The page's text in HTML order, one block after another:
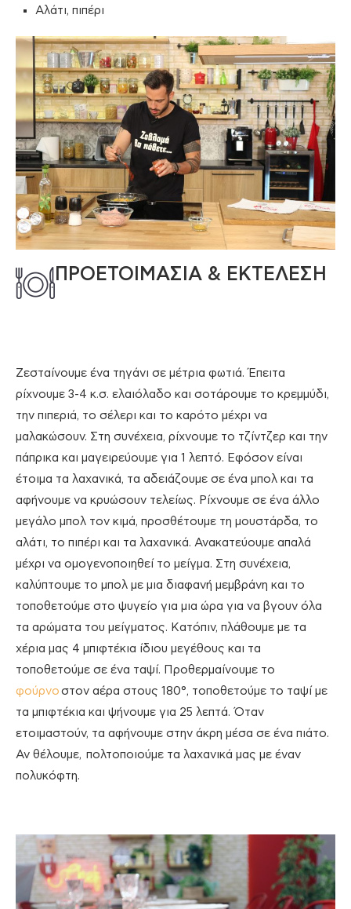
Αλάτι, πιπέρι
ΠΡΟΕΤΟΙΜΑΣΙΑ & ΕΚΤΕΛΕΣΗ
Ζεσταίνουμε ένα τηγάνι σε μέτρια φωτιά. Έπειτα
ρίχνουμε 3-4 κ.σ. ελαιόλαδο και σοτάρουμε το κρεμμύδι,
την πιπεριά, το σέλερι και το καρότο μέχρι να
μαλακώσουν. Στη συνέχεια, ρίχνουμε το τζίντζερ και την
πάπρικα και μαγειρεύουμε για 1 λεπτό. Εφόσον είναι
έτοιμα τα λαχανικά, τα αδειάζουμε σε ένα μπολ και τα
αφήνουμε να κρυώσουν τελείως. Ρίχνουμε σε ένα άλλο
μεγάλο μπολ τον κιμά, προσθέτουμε τη μουστάρδα, το
αλάτι, το πιπέρι και τα λαχανικά. Ανακατεύουμε απαλά
μέχρι να ομογενοποιηθεί το μείγμα. Στη συνέχεια,
καλύπτουμε το μπολ με μια διαφανή μεμβράνη και το
τοποθετούμε στο ψυγείο για μια ώρα για να βγουν όλα
τα αρώματα του μείγματος. Κατόπιν, πλάθουμε με τα
χέρια μας 4 μπιφτέκια ίδιου μεγέθους και τα
τοποθετούμε σε ένα ταψί. Προθερμαίνουμε το
φούρνο στον αέρα στους 180°, τοποθετούμε το ταψί με
τα μπιφτέκια και ψήνουμε για 25 λεπτά. Όταν
ετοιμαστούν, τα αφήνουμε στην άκρη μέσα σε ένα πιάτο.
Αν θέλουμε, πολτοποιούμε τα λαχανικά μας με έναν
πολυκόφτη.